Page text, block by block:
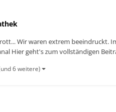
Wir waren extrem
Hier geht's zum vollständigen
6 weitere)